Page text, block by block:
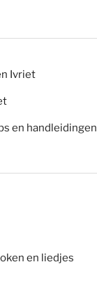
Ivriet
en handleidingen
en liedjes